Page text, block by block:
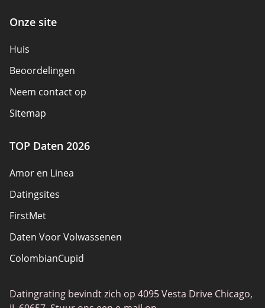
Onze site
Huis
Beoordelingen
Neem contact op
Sitemap
TOP Daten 2026
Amor en Linea
Datingsites
FirstMet
Daten Voor Volwassenen
ColombianCupid
MeetMindful
Datingrating bevindt zich op 4095 Vesta Drive Chicago,